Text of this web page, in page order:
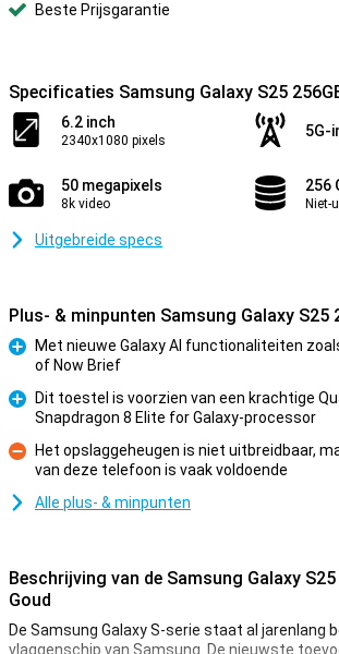
Beste Prijsgarantie
Specificaties Samsung Galaxy S25
6.2 inch
2340x1080 pixels
5G-
50 megapixels
8k video
256
Niet-
Uitgebreide specs
Plus- & minpunten Samsung Galaxy S25
Pluspunt
Met nieuwe Galaxy AI functionaliteiten
of Now Brief
Pluspunt
Dit toestel is voorzien van een krachtige
Snapdragon 8 Elite for Galaxy-processor
Minpunt
Het opslaggeheugen is niet uitbreidbaar,
van deze telefoon is vaak voldoende
Alle plus- & minpunten
Beschrijving van de Samsung Galaxy S25
Goud
De Samsung Galaxy S-serie staat al jarenlang
vlaggenschip van Samsung. De nieuwste